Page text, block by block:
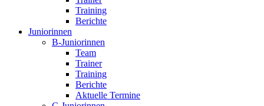
Training
Berichte
Juniorinnen
B-Juniorinnen
Team
Trainer
Training
Berichte
Aktuelle Termine